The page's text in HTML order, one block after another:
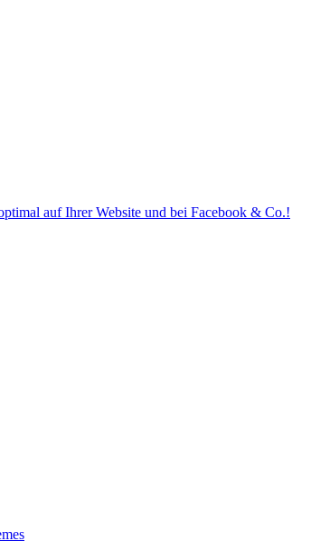
auf Ihrer Website und bei Facebook & Co.!